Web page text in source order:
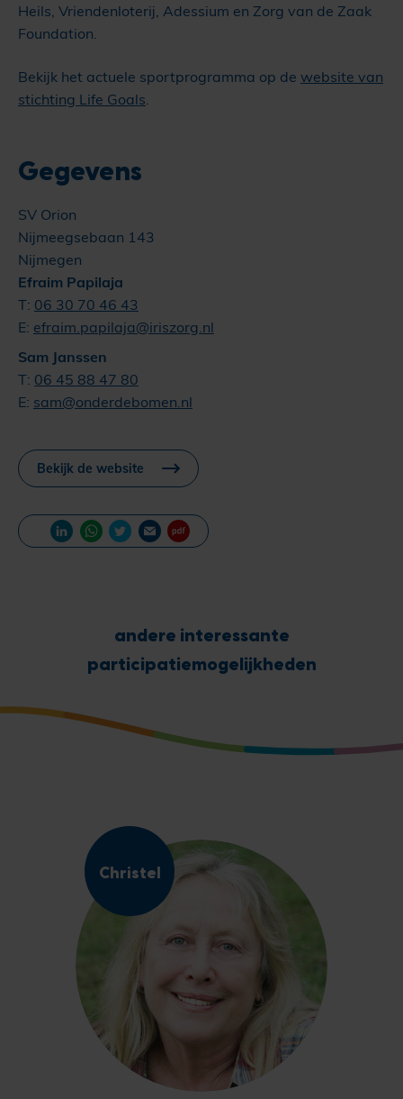
Heils, Vriendenloterij, Adessium en Zorg van de Zaak
Foundation.
Bekijk het actuele sportprogramma op de website van
stichting Life Goals.
Gegevens
SV Orion
Nijmeegsebaan 143
Nijmegen
Efraim Papilaja
T: 06 30 70 46 43
E: efraim.papilaja@iriszorg.nl
Sam Janssen
T: 06 45 88 47 80
E: sam@onderdebomen.nl
Bekijk de website
andere interessante
participatiemogelijkheden
Christel